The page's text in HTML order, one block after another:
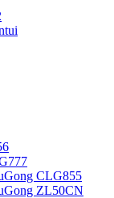
CLG855
ZL50CN